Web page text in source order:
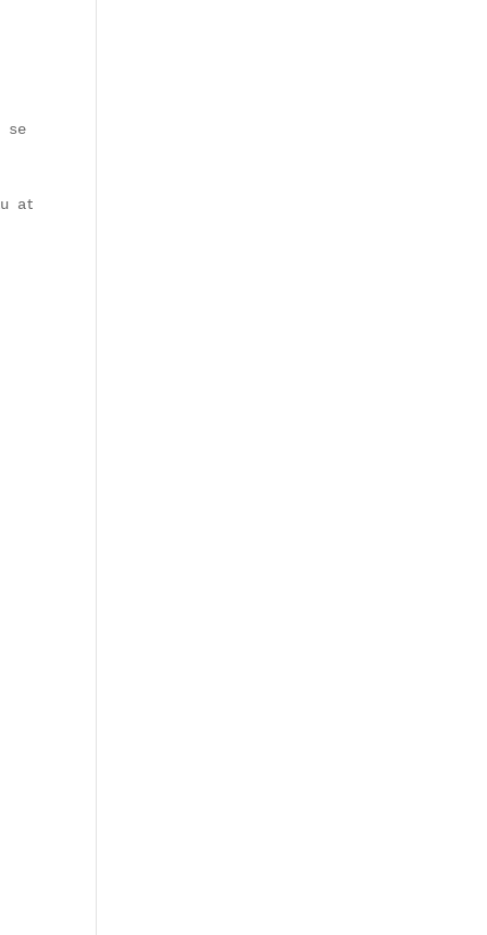
dans l’**expérience immersive**. Ses
berceau des guinguettes d’antan.